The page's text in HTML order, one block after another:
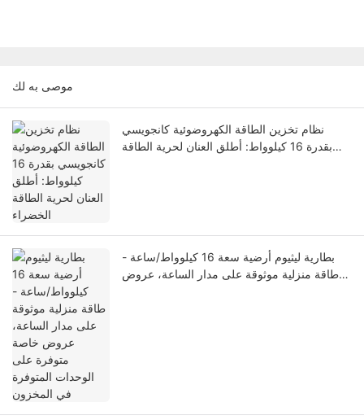
موصى به لك
نظام تخزين الطاقة الكهروضوئية كانجويسي
بقدرة 16 كيلوواط: أطلق العنان لحرية الطاقة
بطارية ليثيوم أرضية سعة 16 كيلوواط/ساعة -
طاقة منزلية موثوقة على مدار الساعة، عروض